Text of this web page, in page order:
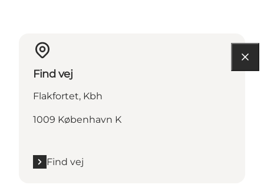
Find vej
Flakfortet, Kbh
1009 København K
Find vej